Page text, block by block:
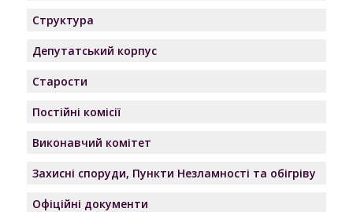
Структура
Депутатський корпус
Старости
Постійні комісії
Виконавчий комітет
Захисні споруди, Пункти Незламності та обігріву
Офіційні документи